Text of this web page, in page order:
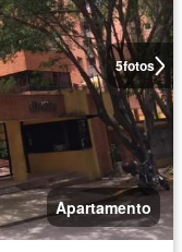
5fotos
Apartamento